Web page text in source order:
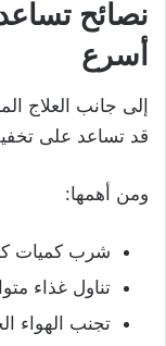
نصائح
أسرع
إلى جانب العلاج
قد تساعد على
ومن أهمها:
شرب كميات
تناول غذاء
تجنب الهواء